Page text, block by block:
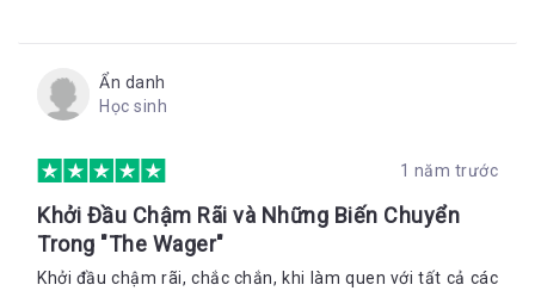
Ẩn danh
Học sinh
1 năm trước
Khởi Đầu Chậm Rãi và Những Biến Chuyển
Trong "The Wager"
Khởi đầu chậm rãi, chắc chắn, khi làm quen với tất cả các